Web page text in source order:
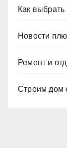
Как выбрать
Новости
Ремонт и
Строим дом